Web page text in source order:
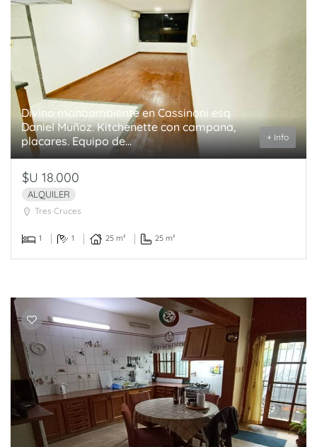
Divino monoambiente en Cassinoni esq
Daniel Muñoz. Kitchenette con campana,
placares. Equipo de...
+ Info
$U 18.000
ALQUILER
Tres Cruces
1 1 25 m² 25 m²